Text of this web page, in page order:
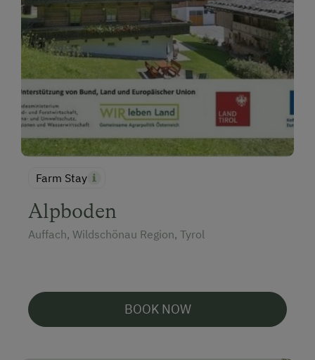
Farm Stay
Alpboden
Auffach, Wildschönau Region, Tyrol
BOOK NOW